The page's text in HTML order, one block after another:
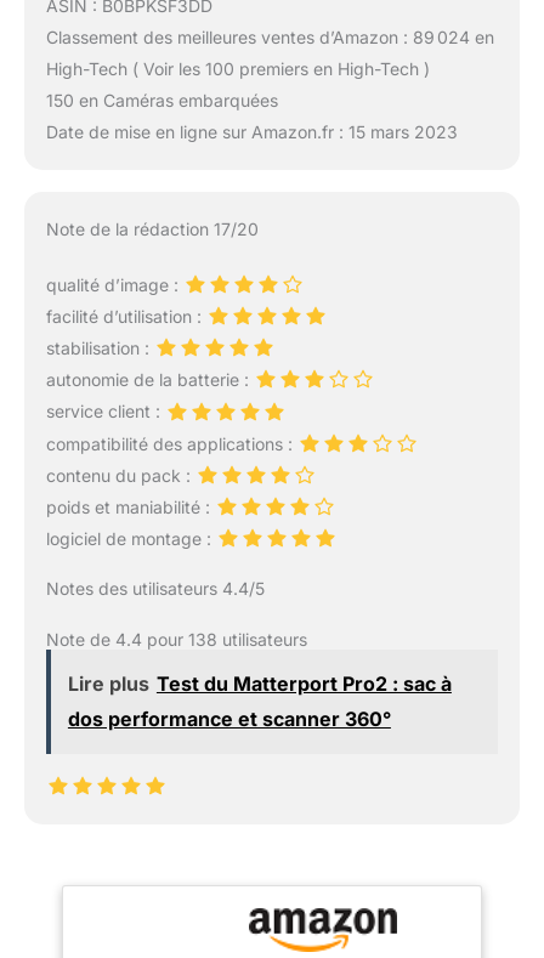
ASIN : B0BPKSF3DD
Classement des meilleures ventes d’Amazon : 89 024 en
High-Tech ( Voir les 100 premiers en High-Tech )
150 en Caméras embarquées
Date de mise en ligne sur Amazon.fr : 15 mars 2023
Note de la rédaction 17/20
qualité d’image :
facilité d’utilisation :
stabilisation :
autonomie de la batterie :
service client :
compatibilité des applications :
contenu du pack :
poids et maniabilité :
logiciel de montage :
Notes des utilisateurs 4.4/5
Note de 4.4 pour 138 utilisateurs
Lire plus Test du Matterport Pro2 : sac à
dos performance et scanner 360°